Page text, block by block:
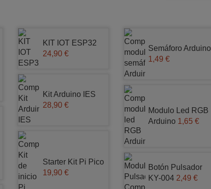
KIT IOT ESP32
24,90 €
Kit Arduino IES
28,90 €
Starter Kit Pi Pico
19,90 €
Semáforo Arduino
1,49 €
Modulo Led RGB
Arduino 1,65 €
Botón Pulsador
KY-004 2,49 €